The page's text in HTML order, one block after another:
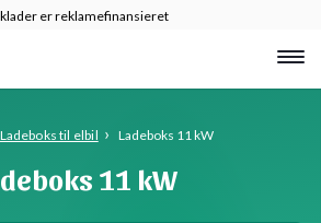
er reklamefinansieret
Ladeboks til elbil › Ladeboks 11 kW
11 kW